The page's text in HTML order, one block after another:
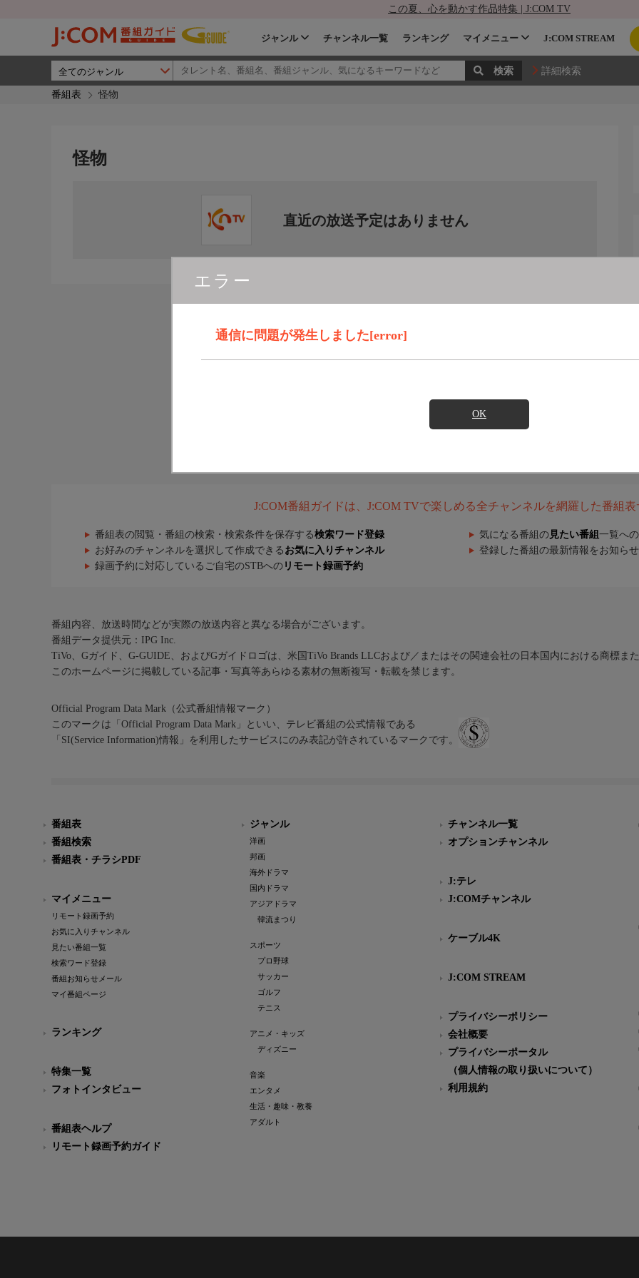
この夏、心を動かす作品特集 | J:COM TV
ジャンル チャンネル一覧 ランキング マイメニュー J:COM STREAM
詳細検索
番組表 怪物
エラー
通信に問題が発生しました[error]
OK
怪物
直近の放送予定はありません
J:COM番組ガイドは、J:COM TVで楽しめる全チャンネルを網羅した番組
番組表の閲覧・番組の検索・検索条件を保存する検索ワード登録 気になる番組の 見たい番組 一覧へ
お好みのチャンネルを選択して作成できる お気に入りチャンネル
登録した番組の最新情報をお知ら
録画予約に対応しているご自宅のSTBへの リモート録画予約
番組内容、放送時間などが実際の放送内容と異なる場合がございます。
番組データ提供元：IPG Inc.
TiVo、Gガイド、G-GUIDE、およびGガイドロゴは、米国TiVo Brands LLCおよび／またはその関連会社の日本国内における商標ま
このホームページに掲載している記事・写真等あらゆる素材の無断複写・転載を禁じます。
Official Program Data Mark（公式番組情報マーク）
このマークは「Official Program Data Mark」といい、テレビ番組の公式情報である
「SI(Service Information)情報」を利用したサービスにのみ表記が許されているマークです。
番組表
番組検索
番組表・チラシPDF
マイメニュー
リモート録画予約
お気に入りチャンネル
見たい番組一覧
検索ワード登録
番組お知らせメール
マイ番組ページ
ランキング
特集一覧
フォトインタビュー
番組表ヘルプ
リモート録画予約ガイド
ジャンル
洋画
邦画
海外ドラマ
国内ドラマ
アジアドラマ
韓流まつり
スポーツ
プロ野球
サッカー
ゴルフ
テニス
アニメ・キッズ
ディズニー
音楽
エンタメ
生活・趣味・教養
アダルト
チャンネル一覧
オプションチャンネル
J:テレ
J:COMチャンネル
ケーブル4K
J:COM STREAM
プライバシーポリシー
会社概要
プライバシーポータル
（個人情報の取り扱いについて）
利用規約